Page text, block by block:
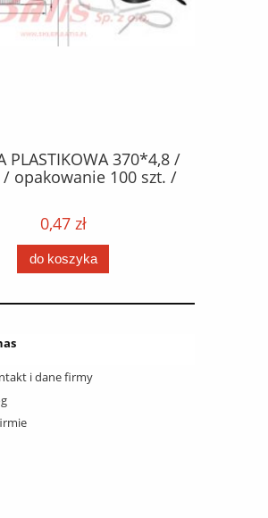
PLASTIKOWA 370*4,8 /
/ opakowanie 100 szt. /
0,47 zł
do koszyka
i dane firmy